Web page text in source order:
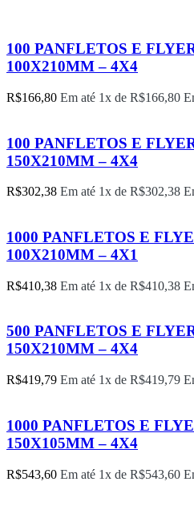
100 PANFLETOS E
100X210MM – 4X4
R$166,80 Em até 1x de R$166,80
100 PANFLETOS E
150X210MM – 4X4
R$302,38 Em até 1x de R$302,38
1000 PANFLETOS E
100X210MM – 4X1
R$410,38 Em até 1x de R$410,38
500 PANFLETOS E
150X210MM – 4X4
R$419,79 Em até 1x de R$419,79
1000 PANFLETOS E
150X105MM – 4X4
R$543,60 Em até 1x de R$543,60